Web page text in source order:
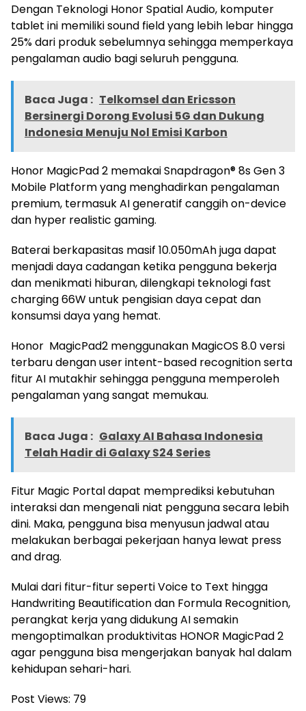
Dengan Teknologi Honor Spatial Audio, komputer
tablet ini memiliki sound field yang lebih lebar hingga
25% dari produk sebelumnya sehingga memperkaya
pengalaman audio bagi seluruh pengguna.
Baca Juga : Telkomsel dan Ericsson
Bersinergi Dorong Evolusi 5G dan Dukung
Indonesia Menuju Nol Emisi Karbon
Honor MagicPad 2 memakai Snapdragon® 8s Gen 3
Mobile Platform yang menghadirkan pengalaman
premium, termasuk AI generatif canggih on-device
dan hyper realistic gaming.
Baterai berkapasitas masif 10.050mAh juga dapat
menjadi daya cadangan ketika pengguna bekerja
dan menikmati hiburan, dilengkapi teknologi fast
charging 66W untuk pengisian daya cepat dan
konsumsi daya yang hemat.
Honor MagicPad2 menggunakan MagicOS 8.0 versi
terbaru dengan user intent-based recognition serta
fitur AI mutakhir sehingga pengguna memperoleh
pengalaman yang sangat memukau.
Baca Juga : Galaxy AI Bahasa Indonesia
Telah Hadir di Galaxy S24 Series
Fitur Magic Portal dapat memprediksi kebutuhan
interaksi dan mengenali niat pengguna secara lebih
dini. Maka, pengguna bisa menyusun jadwal atau
melakukan berbagai pekerjaan hanya lewat press
and drag.
Mulai dari fitur-fitur seperti Voice to Text hingga
Handwriting Beautification dan Formula Recognition,
perangkat kerja yang didukung AI semakin
mengoptimalkan produktivitas HONOR MagicPad 2
agar pengguna bisa mengerjakan banyak hal dalam
kehidupan sehari-hari.
Post Views: 79